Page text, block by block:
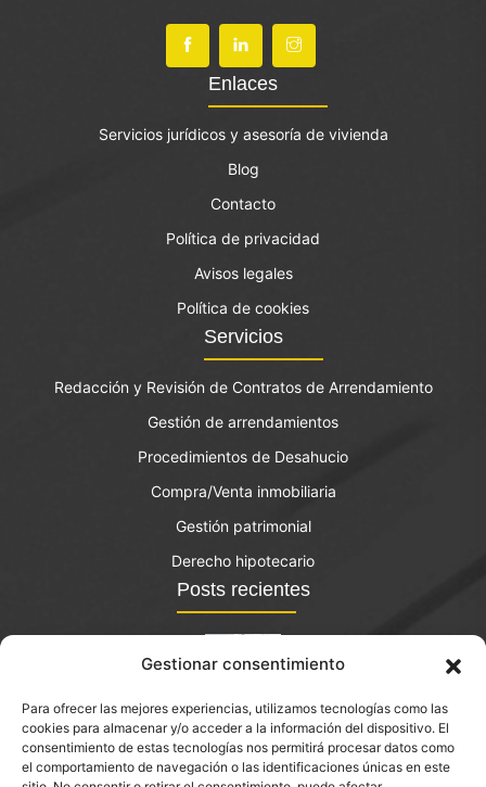
Gestionar consentimiento
Para ofrecer las mejores experiencias, utilizamos tecnologías como las
cookies para almacenar y/o acceder a la información del dispositivo. El
consentimiento de estas tecnologías nos permitirá procesar datos como
el comportamiento de navegación o las identificaciones únicas en este
Enlaces
Servicios jurídicos y asesoría de vivienda
Blog
Contacto
Política de privacidad
Avisos legales
Política de cookies
Servicios
Redacción y Revisión de Contratos de Arrendamiento
Gestión de arrendamientos
Procedimientos de Desahucio
Compra/Venta inmobiliaria
Gestión patrimonial
Derecho hipotecario
Posts recientes
El bono joven de vivienda: qué es y quién lo puede
solicitar?
septiembre 14, 2023